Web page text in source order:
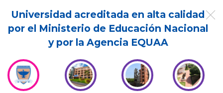
Universidad acreditada en alta calidad
por el Ministerio de Educación Nacional
y por la Agencia EQUAA